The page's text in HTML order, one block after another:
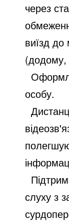
через
виїзд до
(додому,
особу.
слуху з